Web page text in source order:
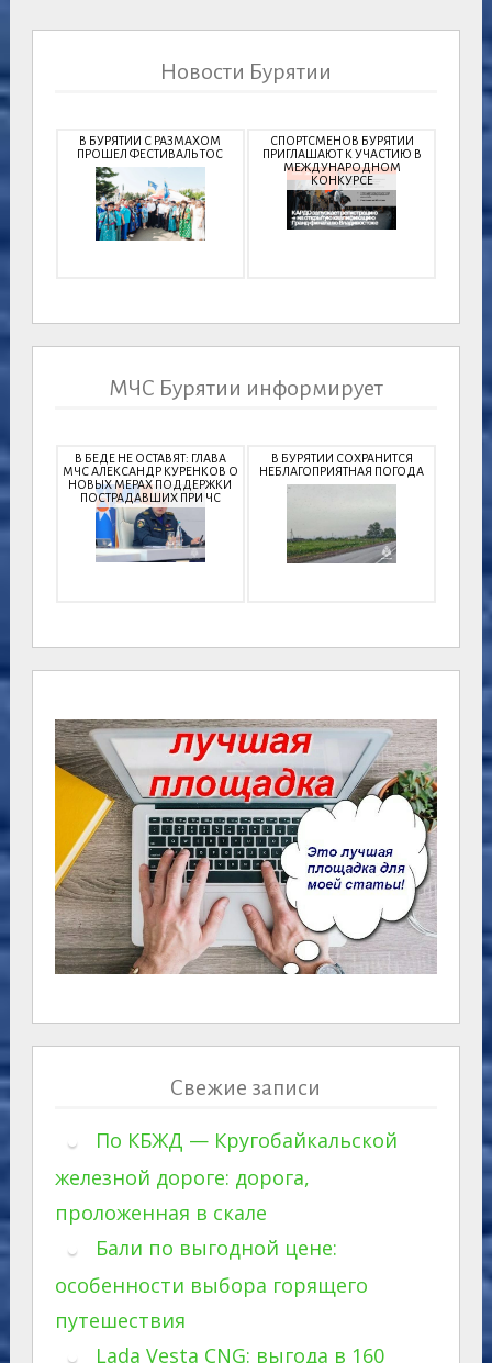
Новости Бурятии
В БУРЯТИИ С РАЗМАХОМ
ПРОШЕЛ ФЕСТИВАЛЬ ТОС
СПОРТСМЕНОВ БУРЯТИИ
ПРИГЛАШАЮТ К УЧАСТИЮ В
МЕЖДУНАРОДНОМ
КОНКУРСЕ
МЧС Бурятии информирует
В БЕДЕ НЕ ОСТАВЯТ: ГЛАВА
МЧС АЛЕКСАНДР КУРЕНКОВ О
НОВЫХ МЕРАХ ПОДДЕРЖКИ
ПОСТРАДАВШИХ ПРИ ЧС
В БУРЯТИИ СОХРАНИТСЯ
НЕБЛАГОПРИЯТНАЯ ПОГОДА
Свежие записи
По КБЖД — Кругобайкальской
железной дороге: дорога,
проложенная в скале
Бали по выгодной цене:
особенности выбора горящего
путешествия
Lada Vesta CNG: выгода в 160